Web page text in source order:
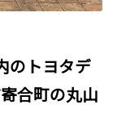
のトヨタデ
合町の丸山